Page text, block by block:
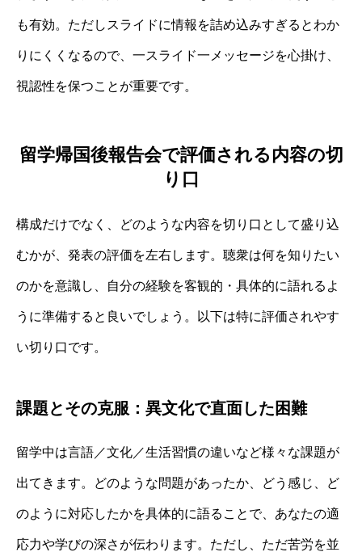
も有効。ただしスライドに情報を詰め込みすぎるとわか
りにくくなるので、一スライド一メッセージを心掛け、
視認性を保つことが重要です。
留学帰国後報告会で評価される内容の切
り口
構成だけでなく、どのような内容を切り口として盛り込
むかが、発表の評価を左右します。聴衆は何を知りたい
のかを意識し、自分の経験を客観的・具体的に語れるよ
うに準備すると良いでしょう。以下は特に評価されやす
い切り口です。
課題とその克服：異文化で直面した困難
留学中は言語／文化／生活習慣の違いなど様々な課題が
出てきます。どのような問題があったか、どう感じ、ど
のように対応したかを具体的に語ることで、あなたの適
応力や学びの深さが伝わります。ただし、ただ苦労を並